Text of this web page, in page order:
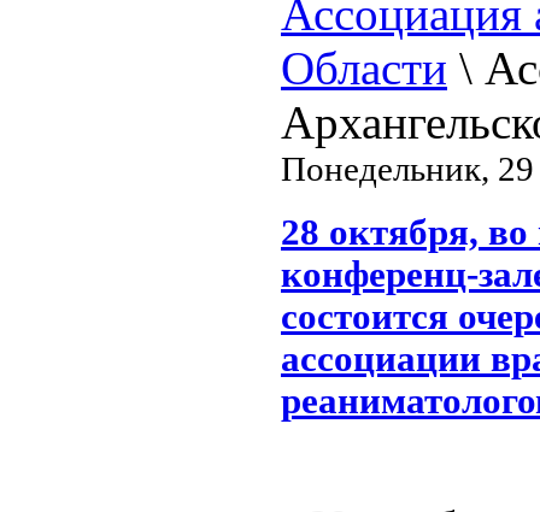
Ассоциация
Области \
Понедельник,
28 октября,
конференц-
состоится
ассоциации